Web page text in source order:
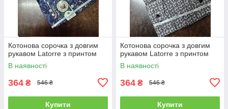
Котонова сорочка з довгим
рукавом Latorre з принтом
В наявності
364 ₴ 546 ₴
Купити
Котонова сорочка з довгим
рукавом Latorre з принтом
В наявності
364 ₴ 546 ₴
Купити